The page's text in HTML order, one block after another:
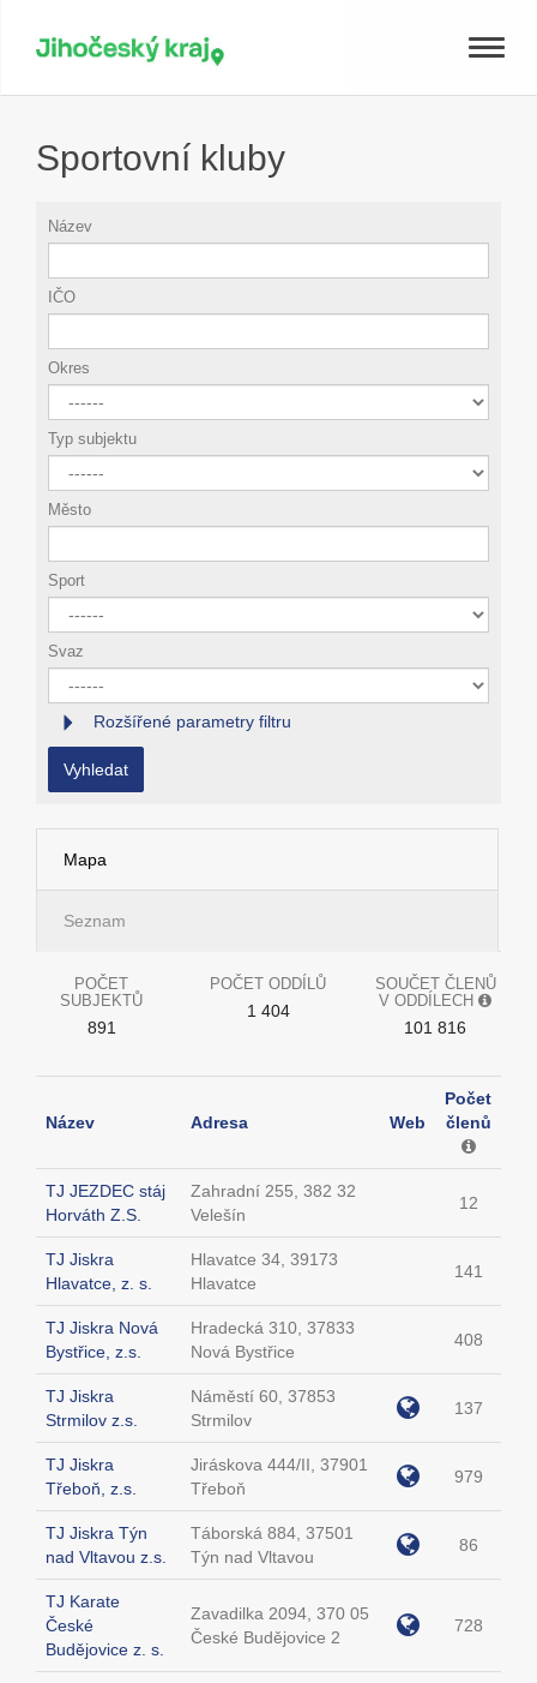
Toggle
Sportovní kluby
Název
IČO
Okres
Typ subjektu
Město
Sport
Svaz
Rozšířené parametry filtru
Vyhledat
Mapa
Seznam
POČET
SUBJEKTŮ
891
POČET ODDÍLŮ
1 404
SOUČET ČLENŮ
V ODDÍLECH
101 816
Název Adresa Web
Počet
členů
TJ JEZDEC stáj
Horváth Z.S.
Zahradní 255, 382 32
Velešín
12
TJ Jiskra
Hlavatce, z. s.
Hlavatce 34, 39173
Hlavatce
141
TJ Jiskra Nová
Bystřice, z.s.
Hradecká 310, 37833
Nová Bystřice
408
TJ Jiskra
Strmilov z.s.
Náměstí 60, 37853
Strmilov
137
TJ Jiskra
Třeboň, z.s.
Jiráskova 444/II, 37901
Třeboň
979
TJ Jiskra Týn
nad Vltavou z.s.
Táborská 884, 37501
Týn nad Vltavou
86
TJ Karate
České
Budějovice z. s.
Zavadilka 2094, 370 05
České Budějovice 2
728